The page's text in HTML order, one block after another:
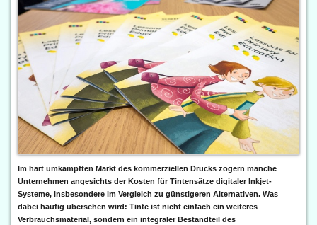
Im hart umkämpften Markt des kommerziellen Drucks zögern manche
Unternehmen angesichts der Kosten für Tintensätze digitaler Inkjet-
Systeme, insbesondere im Vergleich zu günstigeren Alternativen. Was
dabei häufig übersehen wird: Tinte ist nicht einfach ein weiteres
Verbrauchsmaterial, sondern ein integraler Bestandteil des